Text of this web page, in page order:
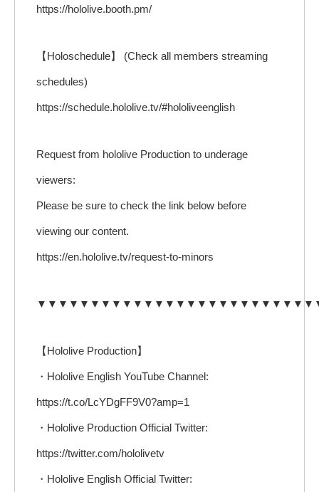
https://hololive.booth.pm/
【Holoschedule】 (Check all members streaming
schedules)
https://schedule.hololive.tv/#hololiveenglish
Request from hololive Production to underage
viewers:
Please be sure to check the link below before
viewing our content.
https://en.hololive.tv/request-to-minors
【Hololive Production】
・Hololive English YouTube Channel:
https://t.co/LcYDgFF9V0?amp=1
・Hololive Production Official Twitter:
https://twitter.com/hololivetv
・Hololive English Official Twitter: